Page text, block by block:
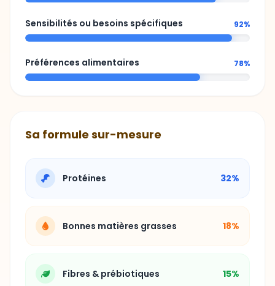
Sensibilités ou besoins spécifiques 92%
Préférences alimentaires 78%
Sa formule sur-mesure
Protéines 32%
Bonnes matières grasses 18%
Fibres & prébiotiques 15%